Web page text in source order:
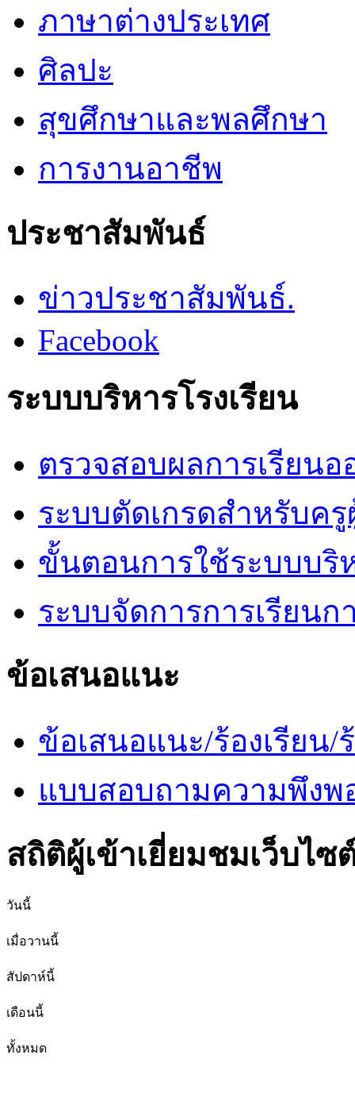
ภาษาต่างประเทศ
ศิลปะ
สุขศึกษาและพลศึกษา
การงานอาชีพ
ประชาสัมพันธ์
ข่าวประชาสัมพันธ์.
Facebook
ระบบบริหารโรงเรียน
ตรวจสอบผลการเรียน
ระบบตัดเกรดสำหรับค
ขั้นตอนการใช้ระบบบริ
ระบบจัดการการเรียน
ข้อเสนอแนะ
ข้อเสนอแนะ/ร้องเรียน/
แบบสอบถามความพึงพ
สถิติผู้เข้าเยี่ยมชมเว็บไซ
วันนี้
เมื่อวานนี้
สัปดาห์นี้
เดือนนี้
ทั้งหมด